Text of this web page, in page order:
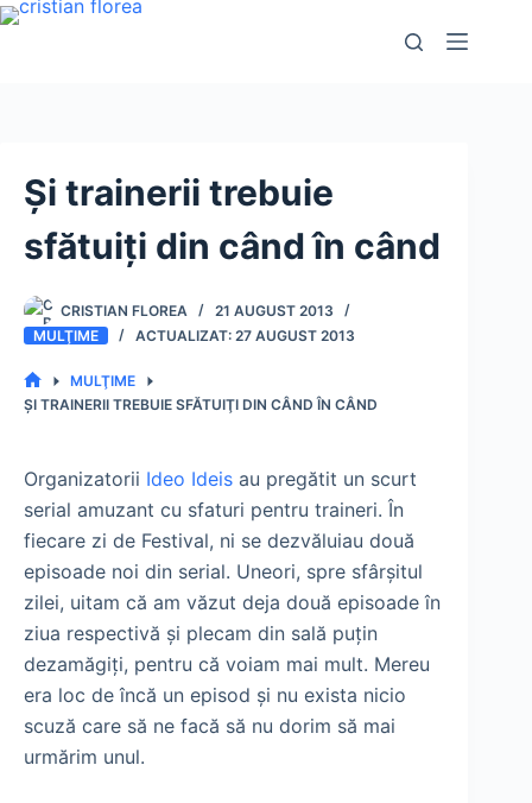
Sari
Şi trainerii trebuie
sfătuiţi din când în când
CRISTIAN FLOREA
21 AUGUST 2013
MULŢIME
27 AUGUST 2013
PRIMA
MULŢIME
ŞI TRAINERII TREBUIE SFĂTUIŢI DIN CÂND ÎN CÂND
Organizatorii Ideo Ideis au pregătit un scurt
serial amuzant cu sfaturi pentru traineri. În
fiecare zi de Festival, ni se dezvăluiau două
episoade noi din serial. Uneori, spre sfârşitul
zilei, uitam că am văzut deja două episoade în
ziua respectivă şi plecam din sală puţin
dezamăgiţi, pentru că voiam mai mult. Mereu
era loc de încă un episod şi nu exista nicio
scuză care să ne facă să nu dorim să mai
urmărim unul.